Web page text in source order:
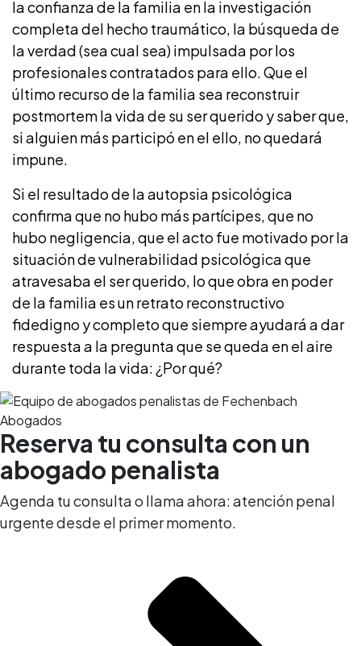
la confianza de la familia en la investigación
completa del hecho traumático, la búsqueda de
la verdad (sea cual sea) impulsada por los
profesionales contratados para ello. Que el
último recurso de la familia sea reconstruir
postmortem la vida de su ser querido y saber que,
si alguien más participó en el ello, no quedará
impune.
Si el resultado de la autopsia psicológica
confirma que no hubo más partícipes, que no
hubo negligencia, que el acto fue motivado por la
situación de vulnerabilidad psicológica que
atravesaba el ser querido, lo que obra en poder
de la familia es un retrato reconstructivo
fidedigno y completo que siempre ayudará a dar
respuesta a la pregunta que se queda en el aire
durante toda la vida: ¿Por qué?
Reserva tu consulta con un
abogado penalista
Agenda tu consulta o llama ahora: atención penal
urgente desde el primer momento.